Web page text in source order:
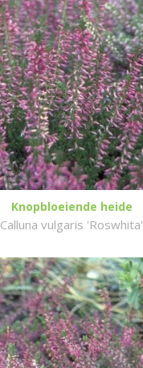
Knopbloeiende heide
Calluna vulgaris 'Roswhita'